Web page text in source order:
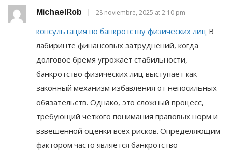
MichaelRob 28 noviembre, 2025 at 2:10 pm
консультация по банкротству физических лиц В
лабиринте финансовых затруднений, когда
долговое бремя угрожает стабильности,
банкротство физических лиц выступает как
законный механизм избавления от непосильных
обязательств. Однако, это сложный процесс,
требующий четкого понимания правовых норм и
взвешенной оценки всех рисков. Определяющим
фактором часто является банкротство